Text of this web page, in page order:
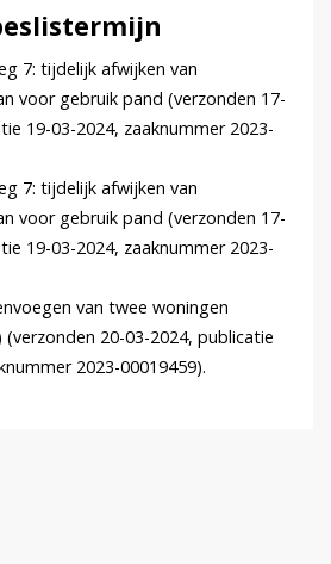
7: tijdelijk afwijken van
voor gebruik pand (verzonden 17-
19-03-2024, zaaknummer 2023-
7: tijdelijk afwijken van
voor gebruik pand (verzonden 17-
19-03-2024, zaaknummer 2023-
van twee woningen
(verzonden 20-03-2024, publicatie
2023-00019459).